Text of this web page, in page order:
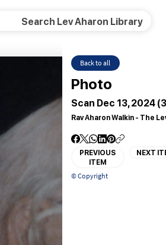
Back to all
Photo
Scan Dec 13, 2024
Rav Aharon Walkin - The
PREVIOUS
ITEM
NEXT
© Copyright